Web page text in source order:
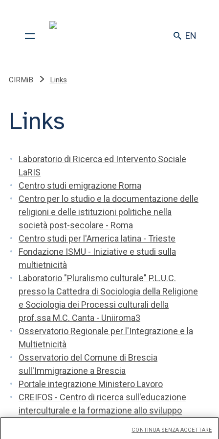
EN
CIRMiB Links
Links
Laboratorio di Ricerca ed Intervento Sociale
LaRIS
Centro studi emigrazione Roma
Centro per lo studio e la documentazione delle
religioni e delle istituzioni politiche nella
società post-secolare - Roma
Centro studi per l'America latina - Trieste
Fondazione ISMU - Iniziative e studi sulla
multietnicità
Laboratorio "Pluralismo culturale" P.L.U.C.
presso la Cattedra di Sociologia della Religione
e Sociologia dei Processi culturali della
prof.ssa M.C. Canta - Uniiroma3
Osservatorio Regionale per l'Integrazione e la
Multietnicità
Osservatorio del Comune di Brescia
sull'Immigrazione a Brescia
Portale integrazione Ministero Lavoro
CREIFOS - Centro di ricerca sull'educazione
interculturale e la formazione allo sviluppo
CONTINUA SENZA ACCETTARE